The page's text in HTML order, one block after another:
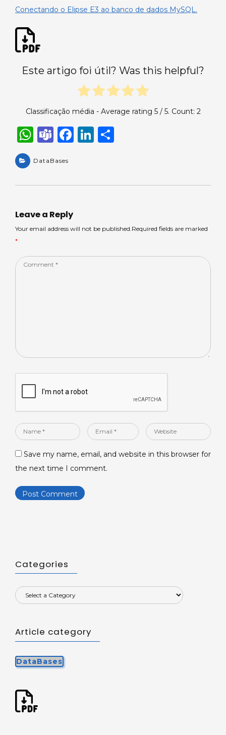
Conectando o Elipse E3 ao banco de dados MySQL.
Este artigo foi útil? Was this helpful?
Classificação média - Average rating 5/ 5. Count: 2
W
a
ts
p
p
T
a
m
F
e
o
Li
e e
DataBases
Leave a Reply
Your email address will not be published.Required fields are marked
*
Comment
Name
Email
Website
Save my name, email, and website in this browser for
the next time I comment.
Categories
Article category
DataBases